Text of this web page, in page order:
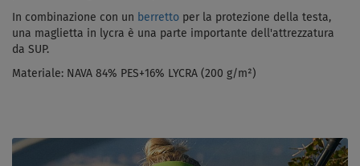
In combinazione con un berretto per la protezione della testa,
una maglietta in lycra è una parte importante dell'attrezzatura
da SUP.
Materiale: NAVA 84% PES+16% LYCRA (200 g/m²)